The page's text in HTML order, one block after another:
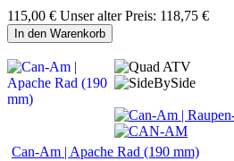
115,00 € Unser alter Preis: 118,75 €
In den Warenkorb
Can-Am | Apache Rad (190 mm)